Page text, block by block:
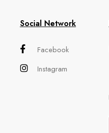
Social Network
Facebook
Instagram